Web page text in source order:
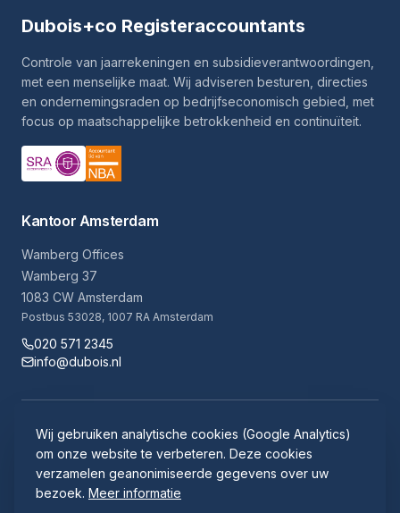
Dubois+co Registeraccountants
Controle van jaarrekeningen en subsidieverantwoordingen,
met een menselijke maat. Wij adviseren besturen, directies
en ondernemingsraden op bedrijfseconomisch gebied, met
focus op maatschappelijke betrokkenheid en continuïteit.
Kantoor Amsterdam
Wamberg Offices
Wamberg 37
1083 CW Amsterdam
Postbus 53028, 1007 RA Amsterdam
020 571 2345
info@dubois.nl
Algemene voorwaardenDisclaimerKlachtenregeling
Cookie instellingenKlokkenluidersregelingCryptshare
Wij gebruiken analytische cookies (Google Analytics)
om onze website te verbeteren. Deze cookies
verzamelen geanonimiseerde gegevens over uw
bezoek. Meer informatie